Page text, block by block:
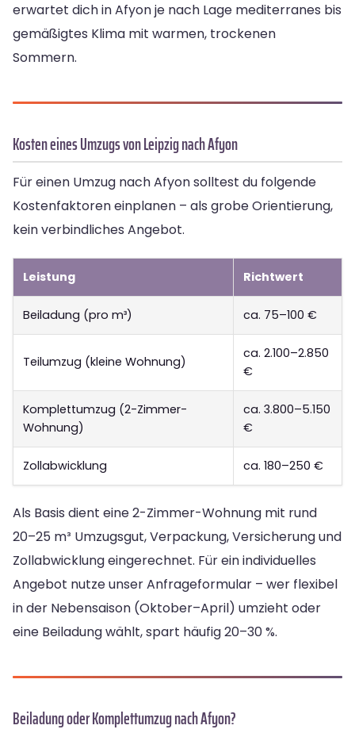
erwartet dich in Afyon je nach Lage mediterranes bis
gemäßigtes Klima mit warmen, trockenen
Sommern.
Kosten eines Umzugs von Leipzig nach Afyon
Für einen Umzug nach Afyon solltest du folgende
Kostenfaktoren einplanen – als grobe Orientierung,
kein verbindliches Angebot.
Leistung Richtwert
Beiladung (pro m³) ca. 75–100 €
Teilumzug (kleine Wohnung)
ca. 2.100–2.850
€
Komplettumzug (2-Zimmer-
Wohnung)
ca. 3.800–5.150
€
Zollabwicklung ca. 180–250 €
Als Basis dient eine 2-Zimmer-Wohnung mit rund
20–25 m³ Umzugsgut, Verpackung, Versicherung und
Zollabwicklung eingerechnet. Für ein individuelles
Angebot nutze unser Anfrageformular – wer flexibel
in der Nebensaison (Oktober–April) umzieht oder
eine Beiladung wählt, spart häufig 20–30 %.
Beiladung oder Komplettumzug nach Afyon?